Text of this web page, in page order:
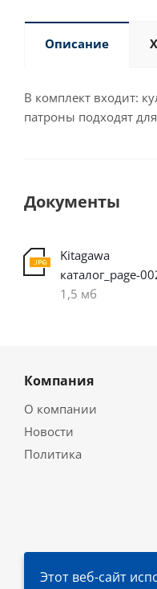
Описание
В комплект входит:
патроны подходят
Документы
Kitagawa
каталог_page-
1,5 мб
Компания
О компании
Новости
Политика
Этот веб-сайт